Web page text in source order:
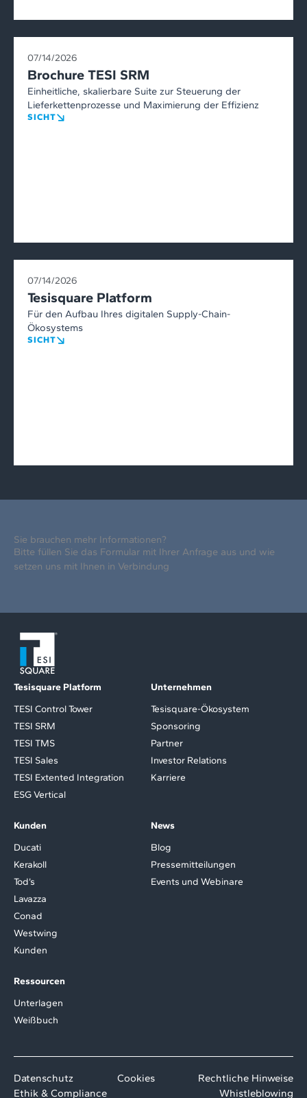
07/14/2026
Brochure TESI SRM
Einheitliche, skalierbare Suite zur Steuerung der
Lieferkettenprozesse und Maximierung der Effizienz
SICHT
07/14/2026
Tesisquare Platform
Für den Aufbau Ihres digitalen Supply-Chain-
Ökosystems
SICHT
Sie brauchen mehr Informationen?
Bitte füllen Sie das Formular mit Ihrer Anfrage aus und wie
setzen uns mit Ihnen in Verbindung
Tesisquare Platform
TESI Control Tower
TESI SRM
TESI TMS
TESI Sales
TESI Extented Integration
ESG Vertical
Unternehmen
Tesisquare-Ökosystem
Sponsoring
Partner
Investor Relations
Karriere
Kunden
Ducati
Kerakoll
Tod’s
Lavazza
Conad
Westwing
Kunden
News
Blog
Pressemitteilungen
Events und Webinare
Ressourcen
Unterlagen
Weißbuch
Datenschutz Cookies
Rechtliche Hinweise
Ethik & Compliance
Whistleblowing